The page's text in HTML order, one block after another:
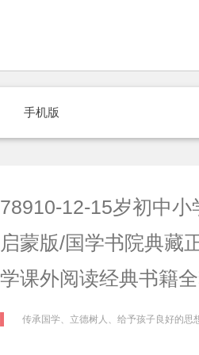
手机版
78910-12-15岁初中
启蒙版/国学书院典藏
学课外阅读经典书籍
传承国学、立德树人、给予孩子良好的